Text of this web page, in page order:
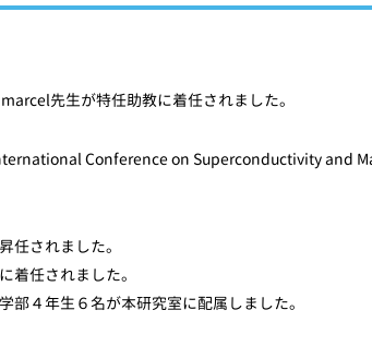
先生が特任助教に着任されました。
Conference on Superconductivity and
任されました。
着任されました。
部４年生６名が本研究室に配属しました。